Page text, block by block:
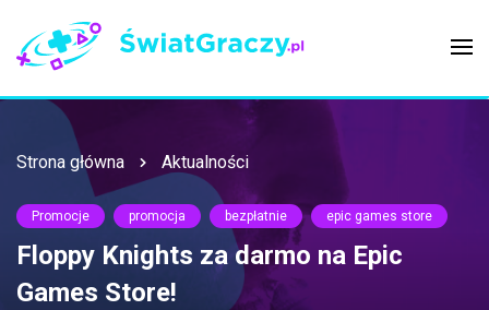
Strona główna Aktualności
Promocje promocja bezpłatnie epic games store
Floppy Knights za darmo na Epic
Games Store!